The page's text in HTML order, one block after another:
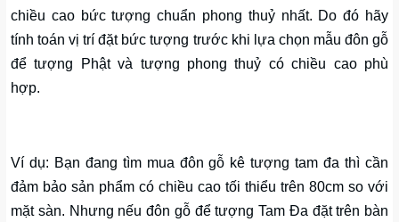
chiều cao bức tượng chuẩn phong thuỷ nhất. Do đó hãy
tính toán vị trí đặt bức tượng trước khi lựa chọn mẫu đôn gỗ
để tượng Phật và tượng phong thuỷ có chiều cao phù
hợp.
Ví dụ: Bạn đang tìm mua đôn gỗ kê tượng tam đa thì cần
đảm bảo sản phẩm có chiều cao tối thiểu trên 80cm so với
mặt sàn. Nhưng nếu đôn gỗ để tượng Tam Đa đặt trên bàn